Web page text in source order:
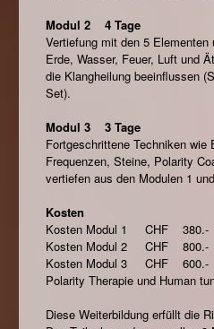
Modul 2 4 Tage
Vertiefung mit den 5
Erde, Wasser, Feuer, Luft und
die Klangheilung beeinflussen
Set).
Modul 3 3 Tage
Fortgeschrittene Techniken wie
Frequenzen, Steine, Polarity
vertiefen aus den Modulen 1
Kosten
Kosten Modul 1 CHF 380.-
Kosten Modul 2 CHF 800.-
Kosten Modul 3 CHF 600.-
Polarity Therapie und Human
Diese Weiterbildung erfüllt die